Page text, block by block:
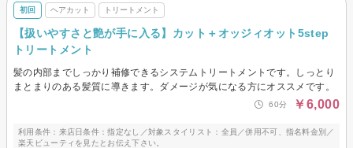
初回 ヘアカット トリートメント
【扱いやすさと艶が手に入る】カット＋オッジィオット5step
トリートメント
髪の内部までしっかり補修できるシステムトリートメントです。しっとり
まとまりのある髪質に導きます。ダメージが気になる方にオススメです。
60分 ￥6,000
利用条件：来店日条件：指定なし／対象スタイリスト：全員／併用不可、指名料金別／
楽天ビューティを見たとお伝え下さい。